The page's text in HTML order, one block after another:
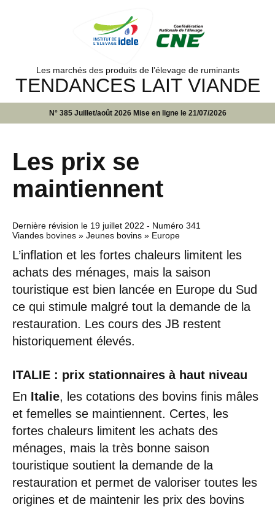
Les marchés des produits de l’élevage de ruminants
TENDANCES LAIT VIANDE
N° 385 Juillet/août 2026 Mise en ligne le 21/07/2026
Les prix se
maintiennent
Dernière révision le 19 juillet 2022 - Numéro 341
Viandes bovines » Jeunes bovins » Europe
L’inflation et les fortes chaleurs limitent les
achats des ménages, mais la saison
touristique est bien lancée en Europe du Sud
ce qui stimule malgré tout la demande de la
restauration. Les cours des JB restent
historiquement élevés.
ITALIE : prix stationnaires à haut niveau
En Italie, les cotations des bovins finis mâles
et femelles se maintiennent. Certes, les
fortes chaleurs limitent les achats des
ménages, mais la très bonne saison
touristique soutient la demande de la
restauration et permet de valoriser toutes les
origines et de maintenir les prix des bovins